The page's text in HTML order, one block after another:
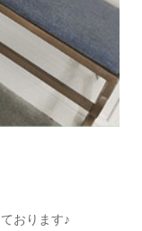
おります♪